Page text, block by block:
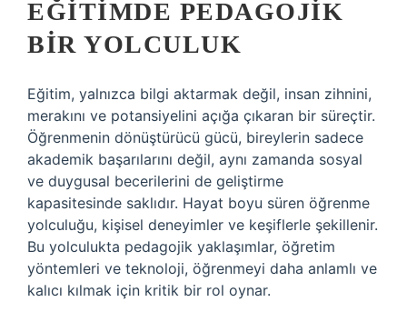
EĞITIMDE PEDAGOJIK
BIR YOLCULUK
Eğitim, yalnızca bilgi aktarmak değil, insan zihnini,
merakını ve potansiyelini açığa çıkaran bir süreçtir.
Öğrenmenin dönüştürücü gücü, bireylerin sadece
akademik başarılarını değil, aynı zamanda sosyal
ve duygusal becerilerini de geliştirme
kapasitesinde saklıdır. Hayat boyu süren öğrenme
yolculuğu, kişisel deneyimler ve keşiflerle şekillenir.
Bu yolculukta pedagojik yaklaşımlar, öğretim
yöntemleri ve teknoloji, öğrenmeyi daha anlamlı ve
kalıcı kılmak için kritik bir rol oynar.